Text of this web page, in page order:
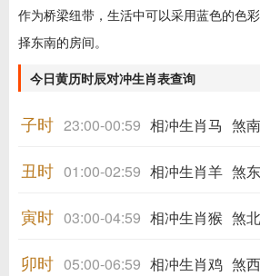
作为桥梁纽带，生活中可以采用蓝色的色
择东南的房间。
今日黄历时辰对冲生肖表查询
子时 23:00-00:59 相冲生肖马 煞南
丑时 01:00-02:59 相冲生肖羊 煞东
寅时 03:00-04:59 相冲生肖猴 煞北
卯时 05:00-06:59 相冲生肖鸡 煞西